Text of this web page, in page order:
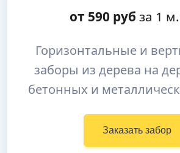
от 590 руб за 1
Горизонтальные и
заборы из дерева на
бетонных и
Заказать забор